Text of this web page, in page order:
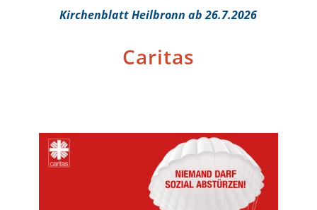
Kirchenblatt Heilbronn ab 26.7.2026
Caritas